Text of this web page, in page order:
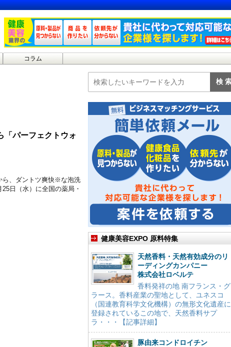
コラム
「パーフェクトウォ
ら、ダントツ爽快※な泡洗
日（水）に全国の薬局・
健康美容EXPO 原料特集
天然香料・天然有効成分のリ
ーディングカンパニー
株式会社ロベルテ
香料発祥の地 南フランス・グ
ラース。香料産業の聖地として、ユネスコ
（国連教育科学文化機構）の無形文化遺産に
登録されているこの地で、天然香料サプ
ラ・・・【記事詳細】
豚由来コンドロイチン